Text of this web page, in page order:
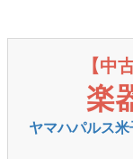
【中
楽
ヤマハパルス